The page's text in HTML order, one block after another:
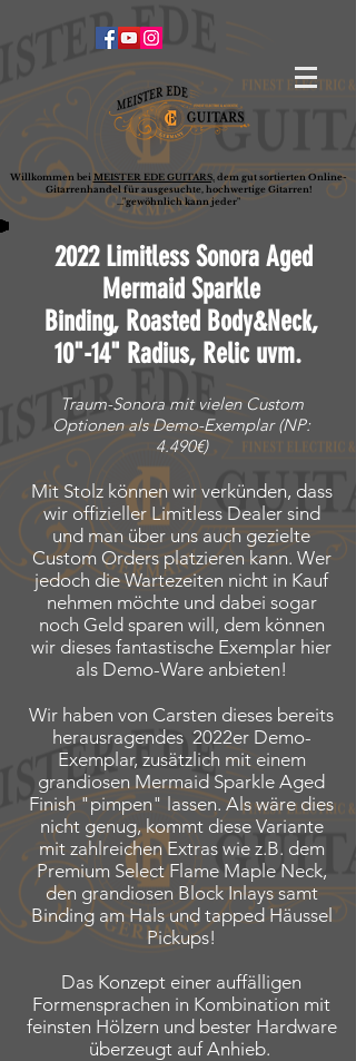
Willkommen bei MEISTER EDE GUITARS,dem gut sortierten Online-
Gitarrenhandel für ausgesuchte, hochwertige Gitarren!
..."gewöhnlich kann jeder"
2022 Limitless Sonora Aged
Mermaid Sparkle
Binding, Roasted Body&Neck,
10"-14" Radius, Relic uvm.
Traum-Sonora mit vielen Custom
Optionen als Demo-Exemplar (NP:
4.490€)
Mit Stolz können wir verkünden, dass
wir offizieller Limitless Dealer sind
und man über uns auch gezielte
Custom Orders platzieren kann. Wer
jedoch die Wartezeiten nicht in Kauf
nehmen möchte und dabei sogar
noch Geld sparen will, dem können
wir dieses fantastische Exemplar hier
als Demo-Ware anbieten!
Wir haben von Carsten dieses bereits
herausragendes 2022er Demo-
Exemplar, zusätzlich mit einem
grandiosen Mermaid Sparkle Aged
Finish "pimpen" lassen. Als wäre dies
nicht genug, kommt diese Variante
mit zahlreichen Extras wie z.B. dem
Premium Select Flame Maple Neck,
den grandiosen Block Inlays samt
Binding am Hals und tapped Häussel
Pickups!
Das Konzept einer auffälligen
Formensprachen in Kombination mit
feinsten Hölzern und bester Hardware
überzeugt auf Anhieb.